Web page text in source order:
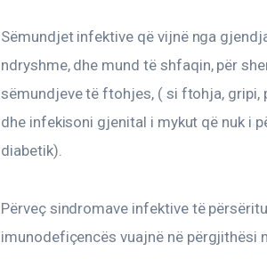
Sëmundjet infektive që vijnë nga
ndryshme, dhe mund të shfaqin, për
sëmundjeve të ftohjes, ( si ftohja,
dhe infekisoni gjenital i mykut që nuk i
diabetik).
Përveç sindromave infektive të
imunodefiçencës vuajnë në përgjithësi